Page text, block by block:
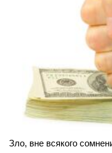
Зло, вне всякого